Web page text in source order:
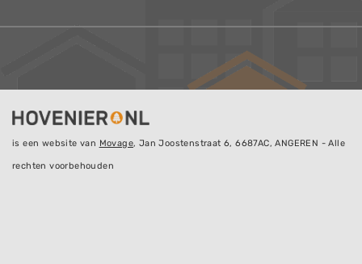
is een website van Movage, Jan Joostenstraat 6, 6687AC, ANGEREN - Alle
rechten voorbehouden